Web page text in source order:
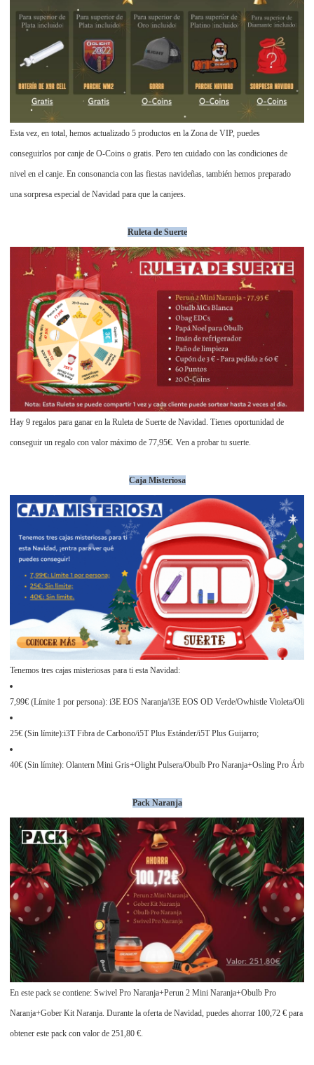
Esta vez, en total, hemos actualizado 5 productos en la Zona de VIP, puedes
conseguirlos por canje de O-Coins o gratis. Pero ten cuidado con las condiciones de
nivel en el canje. En consonancia con las fiestas navideñas, también hemos preparado
una sorpresa especial de Navidad para que la canjees.
Ruleta de Suerte
Hay 9 regalos para ganar en la Ruleta de Suerte de Navidad. Tienes oportunidad de
conseguir un regalo con valor máximo de 77,95€. Ven a probar tu suerte.
Caja Misteriosa
Tenemos tres cajas misteriosas para ti esta Navidad:
7,99€ (Límite 1 por persona): i3E EOS Naranja/i3E EOS OD Verde/Owhistle Violeta/
25€ (Sin límite):i3T Fibra de Carbono/i5T Plus Estánder/i5T Plus Guijarro;
40€ (Sin límite): Olantern Mini Gris+Olight Pulsera/Obulb Pro Naranja+Osling Pro
Pack Naranja
En este pack se contiene: Swivel Pro Naranja+Perun 2 Mini Naranja+Obulb Pro
Naranja+Gober Kit Naranja. Durante la oferta de Navidad, puedes ahorrar 100,72 € para
obtener este pack con valor de 251,80 €.